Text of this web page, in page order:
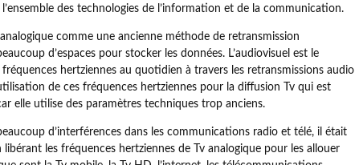
des technologies de l’information et de la communication.
comme une ancienne méthode de retransmission
d’espaces pour stocker les données. L’audiovisuel est le
hertziennes au quotidien à travers les retransmissions audio
de ces fréquences hertziennes pour la diffusion Tv qui est
elle utilise des paramètres techniques trop anciens.
d’interférences dans les communications radio et télé, il était
les fréquences hertziennes de Tv analogique pour les allouer